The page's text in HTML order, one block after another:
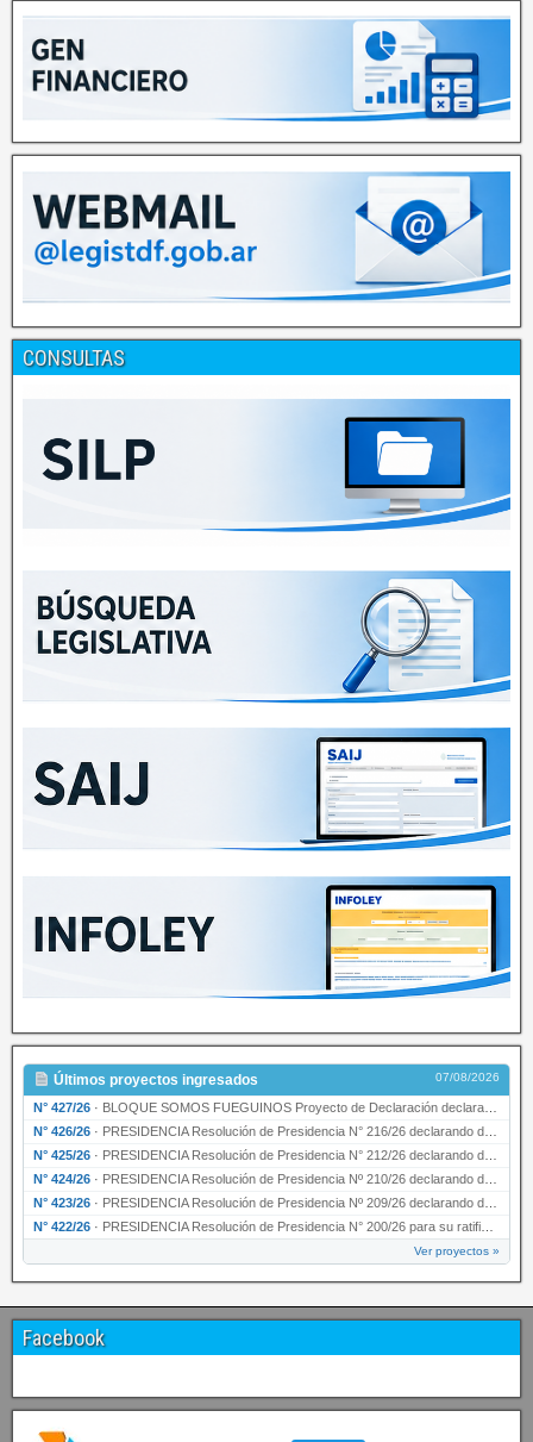
CONSULTAS
Últimos proyectos ingresados 07/08/2026
N° 427/26 · BLOQUE SOMOS FUEGUINOS Proyecto de Declaración declarando de interés provincial PRESIDENCI…
N° 426/26 · PRESIDENCIA Resolución de Presidencia N° 216/26 declarando de interés provincial la labor …
N° 425/26 · PRESIDENCIA Resolución de Presidencia N° 212/26 declarando de interés provincial el “50° A…
N° 424/26 · PRESIDENCIA Resolución de Presidencia Nº 210/26 declarando de interés provincial el proyec…
N° 423/26 · PRESIDENCIA Resolución de Presidencia Nº 209/26 declarando de interés provincial la presen…
N° 422/26 · PRESIDENCIA Resolución de Presidencia N° 200/26 para su ratificación.
Ver proyectos »
Facebook